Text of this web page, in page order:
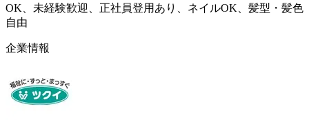
OK、未経験歓迎、正社員登用あり、ネイルOK、髪型・髪色
自由
企業情報